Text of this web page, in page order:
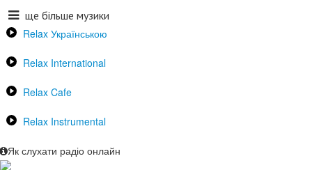
ще більше музики
Relax Українською
Relax International
Relax Cafe
Relax Instrumental
Як слухати радіо онлайн